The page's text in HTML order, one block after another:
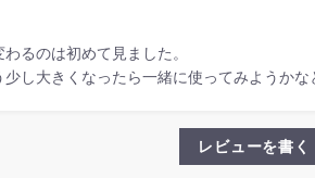
るのは初めて見ました。
し大きくなったら一緒に使ってみようか
レビューを書く